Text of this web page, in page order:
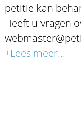
petitie kan
Heeft u vragen
+Lees meer...